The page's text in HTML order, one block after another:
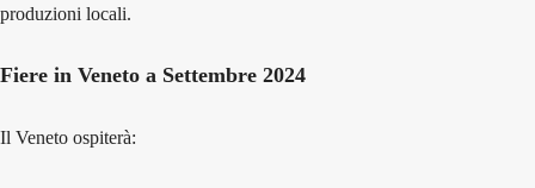
produzioni locali.
Fiere in Veneto a Settembre 2024
Il Veneto ospiterà: